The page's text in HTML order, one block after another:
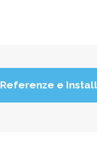
Referenze e